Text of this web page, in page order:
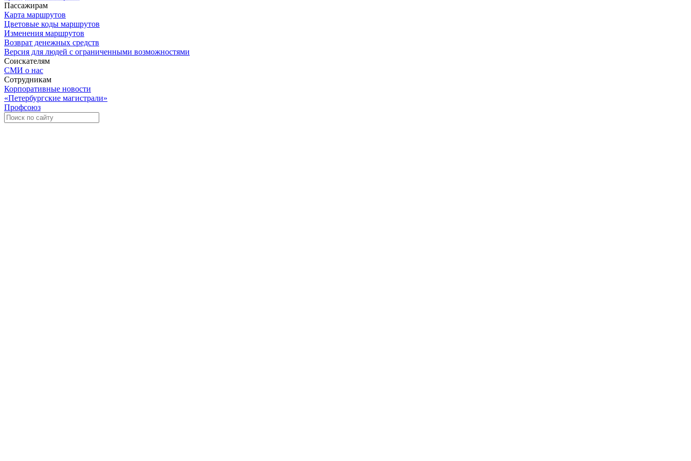
Пассажирам
Карта маршрутов
Цветовые коды маршрутов
Изменения маршрутов
Возврат денежных средств
Версия для людей с ограниченными возможностями
Соискателям
СМИ о нас
Сотрудникам
Корпоративные новости
«Петербургские магистрали»
Профсоюз